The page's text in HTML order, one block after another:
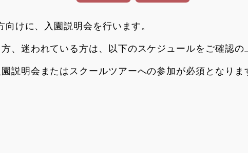
けに、入園説明会を行います。
、迷われている方は、以下のスケジュールをご確認
説明会またはスクールツアーへの参加が必須となりま